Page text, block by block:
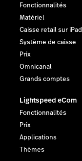
Fonctionnalités
Matériel
Caisse retail sur iPad
Système de caisse
Prix
Omnicanal
Grands comptes
Lightspeed eCom
Fonctionnalités
Prix
Applications
Thèmes